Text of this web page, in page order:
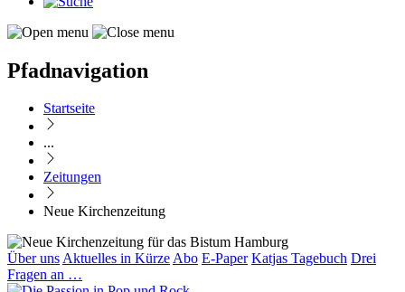
Pfadnavigation
Startseite
...
Zeitungen
Neue Kirchenzeitung
Über unsAktuelles in KürzeAbo E-Paper Katjas Tagebuch Drei
Fragen an …